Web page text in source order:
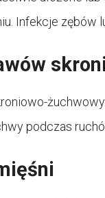
Infekcje zębów
podczas